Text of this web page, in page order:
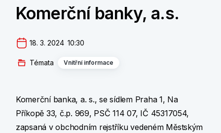
Komerční banky, a.s.
18. 3. 2024  10:30
Témata Vnitřní informace
Komerční banka, a. s., se sídlem Praha 1, Na
Příkopě 33, č.p. 969, PSČ 114 07, IČ 45317054,
zapsaná v obchodním rejstříku vedeném Městským